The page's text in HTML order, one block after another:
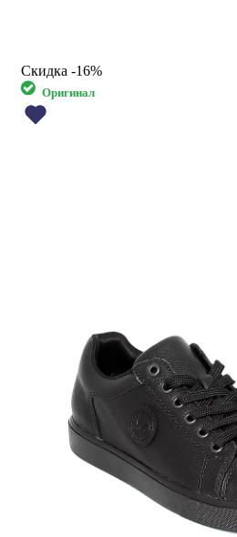
Скидка -16%
Оригинал